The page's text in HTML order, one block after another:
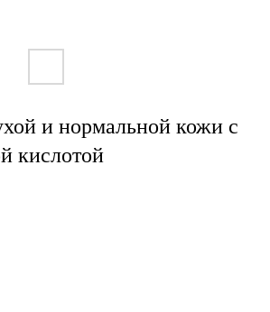
и нормальной кожи с
кислотой